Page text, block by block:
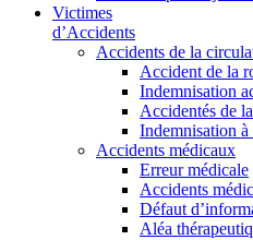
Victimes
d’Accidents
Accidents de la
Accident de la
Indemnisation
Accidentés de
Indemnisation à
Accidents médicaux
Erreur médicale
Accidents
Défaut
Aléa